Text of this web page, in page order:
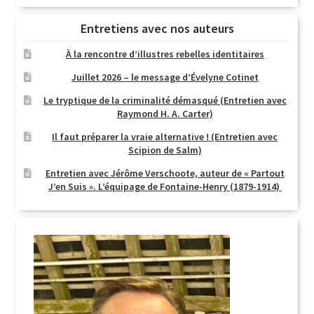
Entretiens avec nos auteurs
À la rencontre d’illustres rebelles identitaires
Juillet 2026 – le message d’Évelyne Cotinet
Le tryptique de la criminalité démasqué (Entretien avec
Raymond H. A. Carter)
Il faut préparer la vraie alternative ! (Entretien avec
Scipion de Salm)
Entretien avec Jérôme Verschoote, auteur de « Partout
J’en Suis ». L’équipage de Fontaine-Henry (1879-1914)